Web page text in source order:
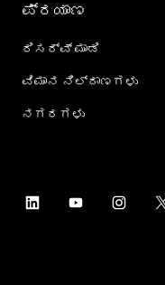
ಪ್ರಯಾಣ
ರಿಸರ್ವ್ ಮಾಡಿ
ವಿಮಾನ ನಿಲ್ದಾಣಗಳು
ನಗರಗಳು